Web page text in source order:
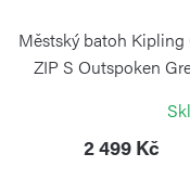
Městský batoh Kipling
ZIP S Outspoken
2 499 Kč